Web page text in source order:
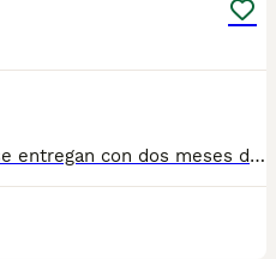
Camada lista para entregar, se entregan con dos meses de edad, primera vacuna, desparasitados y cartilla sanitaria. Machos y hembras disponibles. Cachorros de calidad, Pedigree de campeones. Garantía vírica y congénita. Enviamos a cualquier punto.